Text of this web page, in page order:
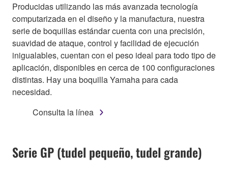
Producidas utilizando las más avanzada tecnología
computarizada en el diseño y la manufactura, nuestra
serie de boquillas estándar cuenta con una precisión,
suavidad de ataque, control y facilidad de ejecución
inigualables, cuentan con el peso ideal para todo tipo de
aplicación, disponibles en cerca de 100 configuraciones
distintas. Hay una boquilla Yamaha para cada
necesidad.
Consulta la línea
Serie GP (tudel pequeño, tudel grande)